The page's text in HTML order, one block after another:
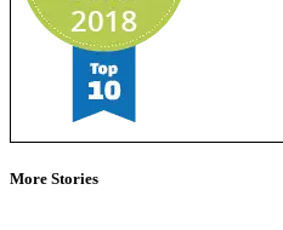
More Stories